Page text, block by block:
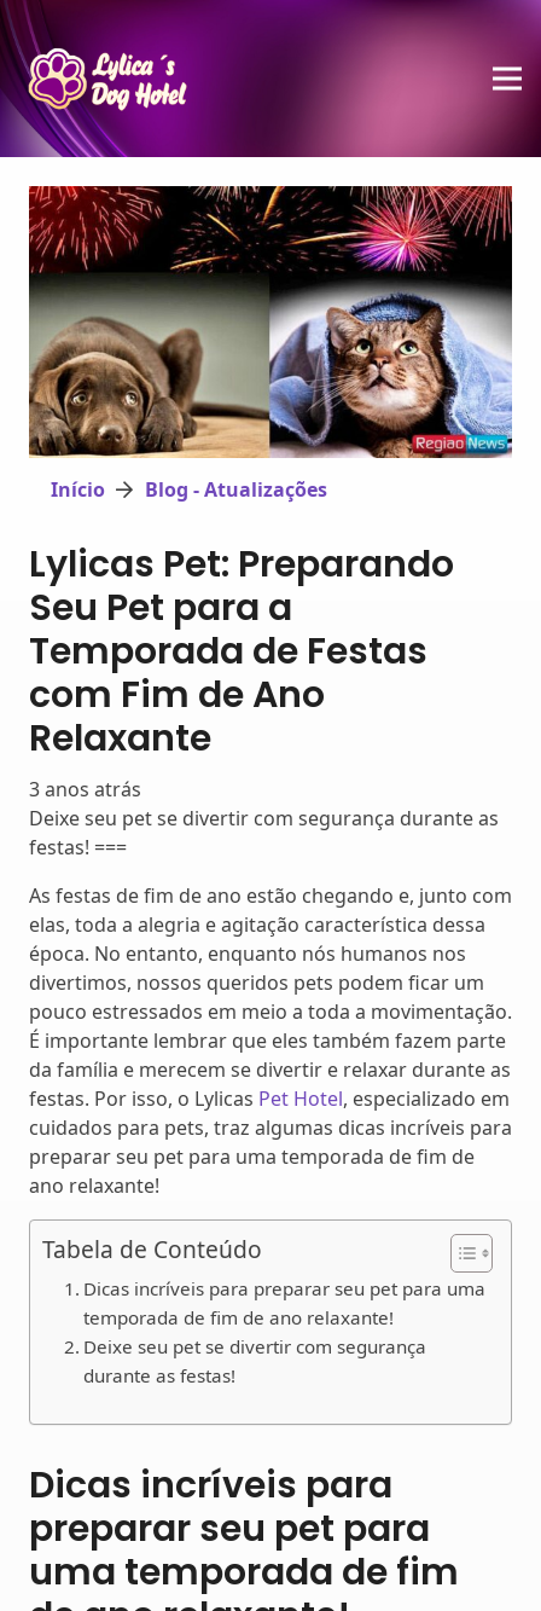
Início Blog - Atualizações
Lylicas Pet: Preparando
Seu Pet para a
Temporada de Festas
com Fim de Ano
Relaxante
3 anos atrás
Deixe seu pet se divertir com segurança durante as
festas! ===
As festas de fim de ano estão chegando e, junto com
elas, toda a alegria e agitação característica dessa
época. No entanto, enquanto nós humanos nos
divertimos, nossos queridos pets podem ficar um
pouco estressados em meio a toda a movimentação.
É importante lembrar que eles também fazem parte
da família e merecem se divertir e relaxar durante as
festas. Por isso, o Lylicas Pet Hotel, especializado em
cuidados para pets, traz algumas dicas incríveis para
preparar seu pet para uma temporada de fim de
ano relaxante!
Tabela de Conteúdo
Dicas incríveis para preparar seu pet para uma
temporada de fim de ano relaxante!
Deixe seu pet se divertir com segurança
durante as festas!
Dicas incríveis para
preparar seu pet para
uma temporada de fim